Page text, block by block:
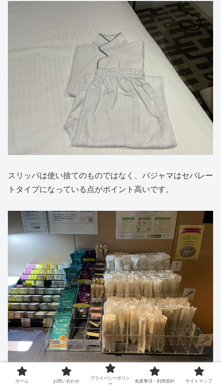
スリッパは使い捨てのものではなく、パジャマはセパレー
トタイプになっている点がポイント高いです。
ホーム お問い合わせ
プライバシーポリシ
ー
免責事項・利用規約 サイトマップ